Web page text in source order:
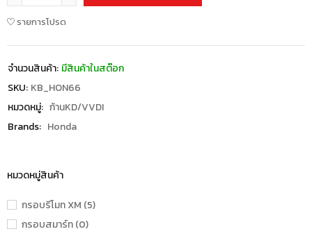
หมวดหมู่สินค้า
กรอบรีโมท XM (5)
กรอบสมาร์ท (0)
รายการโปรด
จำนวนสินค้า: มีสินค้าในสต๊อก
SKU: KB_HON66
หมวดหมู่: ก้านKD/VVDI
Brands: Honda